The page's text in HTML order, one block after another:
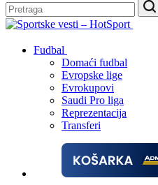
Fudbal
Domaći fudbal
Evropske lige
Evrokupovi
Saudi Pro liga
Reprezentacija
Transferi